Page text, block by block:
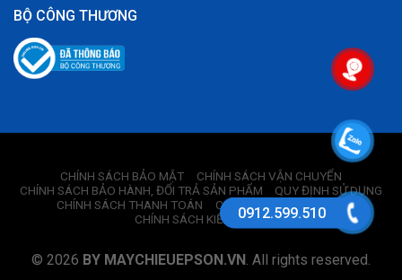
BỘ CÔNG THƯƠNG
CHÍNH SÁCH BẢO MẬT
CHÍNH SÁCH VẬN CHUYỂN
CHÍNH SÁCH BẢO HÀNH, ĐỔI TRẢ SẢN PHẨM
QUY ĐỊNH SỬ DỤNG
CHÍNH SÁCH THANH TOÁN
CHÍNH SÁCH BÁN HÀNG
CHÍNH SÁCH KIỂM HÀNG
© 2026 BY MAYCHIEUEPSON.VN. All rights reserved.
0912.599.510